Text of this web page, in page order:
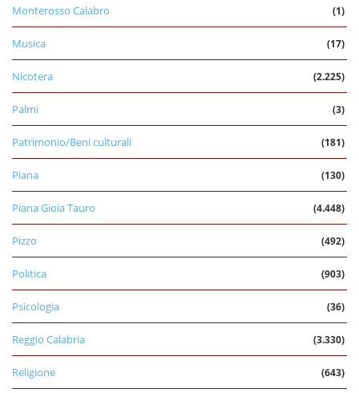
Monterosso Calabro (1)
Musica (17)
Nicotera (2.225)
Palmi (3)
Patrimonio/Beni culturali (181)
Piana (130)
Piana Gioia Tauro (4.448)
Pizzo (492)
Politica (903)
Psicologia (36)
Reggio Calabria (3.330)
Religione (643)